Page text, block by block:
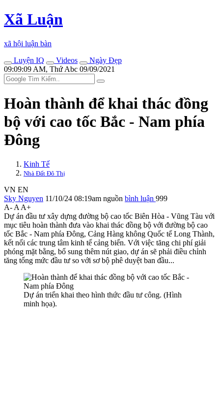
Xã Luận
xã hội luận bàn
Luyện IQ
Videos
Ngày Đẹp
09:09:09 AM, Thứ Abc 09/09/2021
Hoàn thành để khai thác đồng
bộ với cao tốc Bắc - Nam phía
Đông
Kinh Tế
Nhà Đất Đô Thị
VN EN
Sky Nguyen 11/10/24 08:19am nguồn bình luận 999
A- A A+
Dự án đầu tư xây dựng đường bộ cao tốc Biên Hòa - Vũng Tàu với
mục tiêu hoàn thành đưa vào khai thác đồng bộ với đường bộ cao
tốc Bắc - Nam phía Đông, Cảng Hàng không Quốc tế Long Thành,
kết nối các trung tâm kinh tế cảng biển. Với việc tăng chi phí giải
phóng mặt bằng, bổ sung thêm nút giao, dự án sẽ phải điều chỉnh
tăng tổng mức đầu tư so với sơ bộ phê duyệt ban đầu...
Dự án triển khai theo hình thức đầu tư công. (Hình
minh họa).